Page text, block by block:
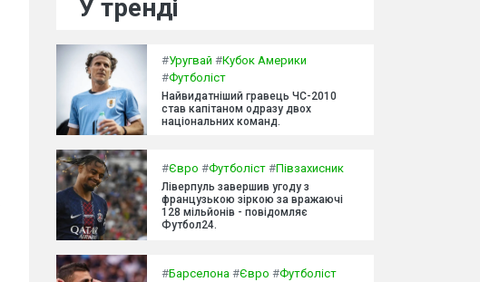
У тренді
#Уругвай #Кубок Америки
#Футболіст
Найвидатніший гравець ЧС-2010
став капітаном одразу двох
національних команд.
#Євро #Футболіст #Півзахисник
Ліверпуль завершив угоду з
французькою зіркою за вражаючі
128 мільйонів - повідомляє
Футбол24.
#Барселона #Євро #Футболіст